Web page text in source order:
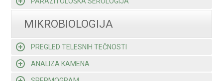
MIKROBIOLOGIJA
PREGLED TELESNIH TEČNOSTI
ANALIZA KAMENA